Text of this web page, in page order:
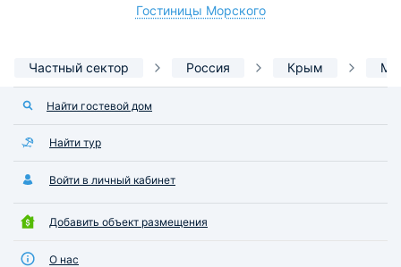
Гостиницы Морского
Частный сектор Россия Крым
Найти гостевой дом
Найти тур
Войти в личный кабинет
Добавить объект размещения
О нас